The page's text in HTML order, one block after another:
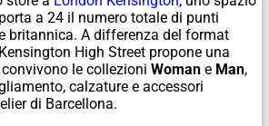
a 24 il numero totale di punti
britannica. A differenza del format
High Street propone una
le collezioni Woman e Man,
calzature e accessori
di Barcellona.